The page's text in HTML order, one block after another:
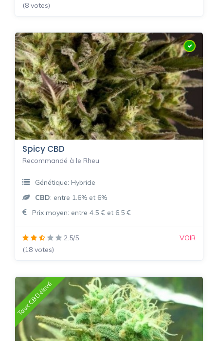
(8 votes)
Spicy CBD
Recommandé à le Rheu
Génétique: Hybride
CBD: entre 1.6% et 6%
Prix moyen: entre 4.5 € et 6.5 €
2.5/5
(18 votes)
VOIR
Taux CBD élevé